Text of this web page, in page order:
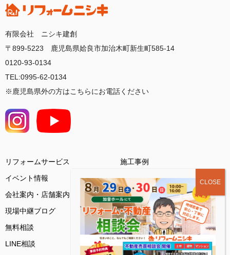
有限会社 ニシキ建創
〒899-5223 鹿児島県姶良市加治木町新生町585-14
0120-93-0134
TEL:0995-62-0134
※鹿児島県外の方はこちらにお電話ください
リフォームサービス
施工事例
イベント情報
会社案内・店舗案内
お客様の声
現場中継ブログ
基礎知識コラム
無料相談
ご来店予約
LINE相談